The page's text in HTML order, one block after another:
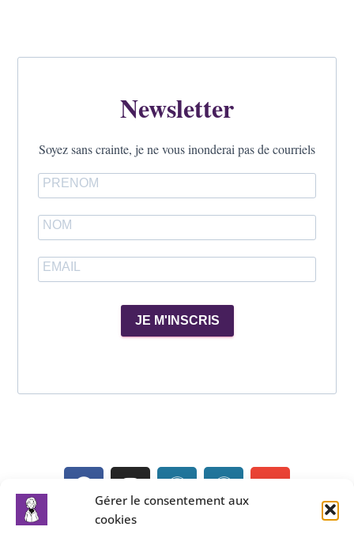
Gérer le consentement aux
cookies
Newsletter
Soyez sans crainte, je ne vous inonderai pas de courriels
JE M'INSCRIS